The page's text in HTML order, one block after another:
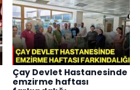
Çay Devlet Hastanesinde
emzirme haftası